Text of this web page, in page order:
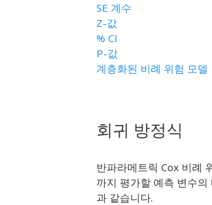
SE 계수
Z-값
% CI
P-값
계층화된 비례 위험 모델
회귀 방정식
반파라메트릭 Cox 비례
까지 평가할 예측 변수
과 같습니다.